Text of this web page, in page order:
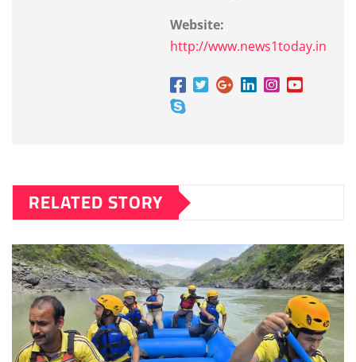
Website:
http://www.news1today.in
RELATED STORY